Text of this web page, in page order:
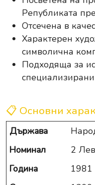
Републиката
Отсечена в
Характерен
символична
Подходяща за
📋 Основни
Държава
Номинал
2
Година
1981